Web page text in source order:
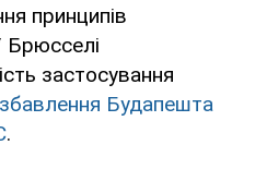
принципів
Брюсселі
застосування
Будапешта
.